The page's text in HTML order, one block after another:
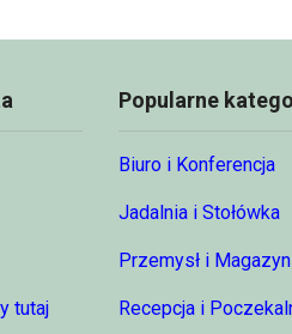
tutaj
Popularne
Biuro i Konferencja
Jadalnia i Stołówka
Przemysł i Magazyn
Recepcja i